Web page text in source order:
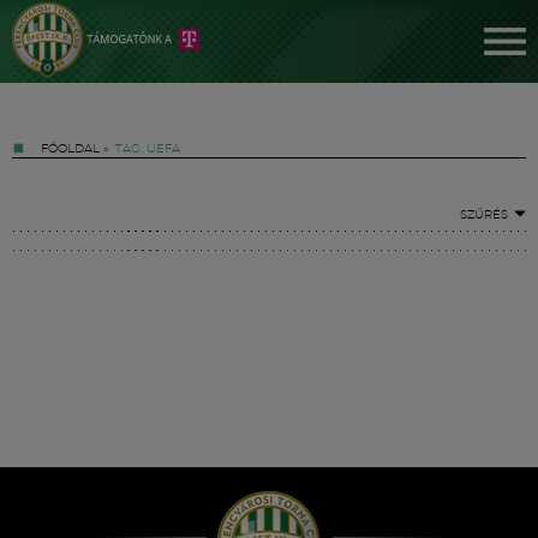
FŐOLDAL » TAG: UEFA
SZŰRÉS
Hírek